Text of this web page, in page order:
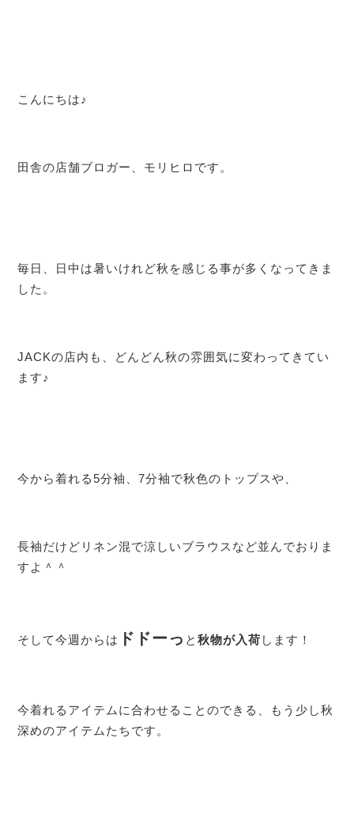
こんにちは♪
田舎の店舗ブロガー、モリヒロです。
毎日、日中は暑いけれど秋を感じる事が多くなってきま
した。
JACKの店内も、どんどん秋の雰囲気に変わってきてい
ます♪
今から着れる5分袖、7分袖で秋色のトップスや、
長袖だけどリネン混で涼しいブラウスなど並んでおりま
すよ＾＾
そして今週からは ドドーっ と秋物が入荷 します！
今着れるアイテムに合わせることのできる、もう少し秋
深めのアイテムたちです。